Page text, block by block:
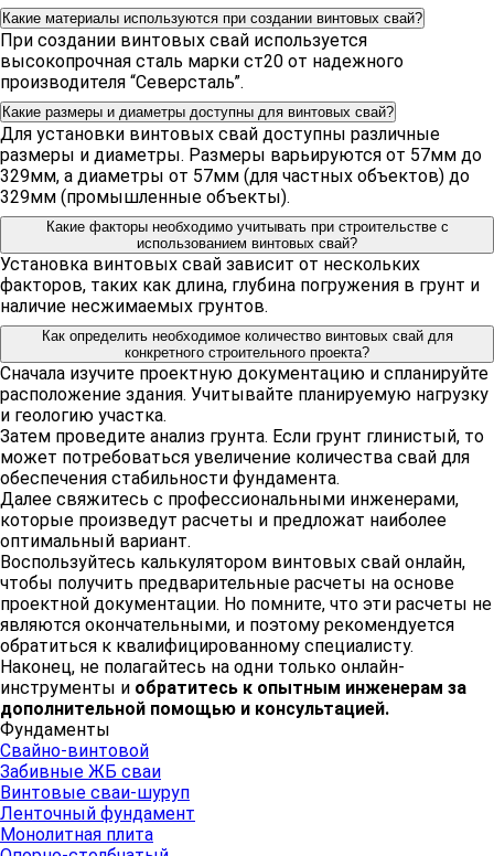
Какие материалы используются при создании винтовых свай?
При создании винтовых свай используется
высокопрочная сталь марки ст20 от надежного
производителя “Северсталь”.
Какие размеры и диаметры доступны для винтовых свай?
Для установки винтовых свай доступны различные
размеры и диаметры. Размеры варьируются от 57мм до
329мм, а диаметры от 57мм (для частных объектов) до
329мм (промышленные объекты).
Какие факторы необходимо учитывать при строительстве с
использованием винтовых свай?
Установка винтовых свай зависит от нескольких
факторов, таких как длина, глубина погружения в грунт и
наличие несжимаемых грунтов.
Как определить необходимое количество винтовых свай для
конкретного строительного проекта?
Сначала изучите проектную документацию и спланируйте
расположение здания. Учитывайте планируемую нагрузку
и геологию участка.
Затем проведите анализ грунта. Если грунт глинистый, то
может потребоваться увеличение количества свай для
обеспечения стабильности фундамента.
Далее свяжитесь с профессиональными инженерами,
которые произведут расчеты и предложат наиболее
оптимальный вариант.
Воспользуйтесь калькулятором винтовых свай онлайн,
чтобы получить предварительные расчеты на основе
проектной документации. Но помните, что эти расчеты не
являются окончательными, и поэтому рекомендуется
обратиться к квалифицированному специалисту.
Наконец, не полагайтесь на одни только онлайн-
инструменты и обратитесь к опытным инженерам за
дополнительной помощью и консультацией.
Фундаменты
Свайно-винтовой
Забивные ЖБ сваи
Винтовые сваи-шуруп
Ленточный фундамент
Монолитная плита